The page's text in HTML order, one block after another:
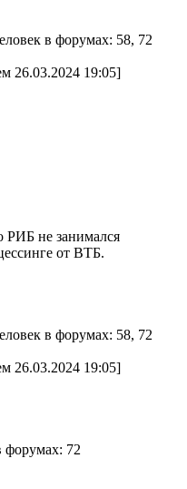
26.03.2024 19:05]
РИБ не занимался
от ВТБ.
26.03.2024 19:05]